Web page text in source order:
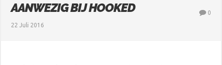
AANWEZIG BIJ HOOKED
22 Juli 2016
0